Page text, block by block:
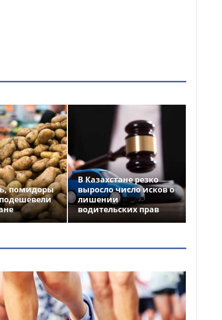
помидоры
В Казахстане резко
выросло число исков о
лишении
водительских прав